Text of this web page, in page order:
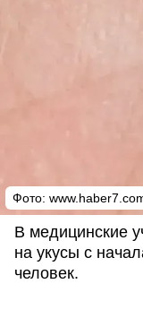
Фото:
В медицинские
на укусы с
человек.